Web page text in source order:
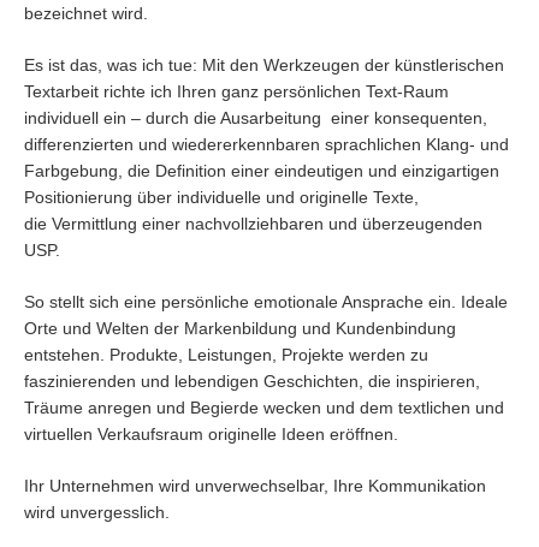
bezeichnet wird.
Es ist das, was ich tue: Mit den Werkzeugen der künstlerischen
Textarbeit richte ich Ihren ganz persönlichen Text-Raum
individuell ein – durch die Ausarbeitung einer konsequenten,
differenzierten und wiedererkennbaren sprachlichen Klang- und
Farbgebung, die Definition einer eindeutigen und einzigartigen
Positionierung über individuelle und originelle Texte,
die Vermittlung einer nachvollziehbaren und überzeugenden
USP.
So stellt sich eine persönliche emotionale Ansprache ein. Ideale
Orte und Welten der Markenbildung und Kundenbindung
entstehen. Produkte, Leistungen, Projekte werden zu
faszinierenden und lebendigen Geschichten, die inspirieren,
Träume anregen und Begierde wecken und dem textlichen und
virtuellen Verkaufsraum originelle Ideen eröffnen.
Ihr Unternehmen wird unverwechselbar, Ihre Kommunikation
wird unvergesslich.